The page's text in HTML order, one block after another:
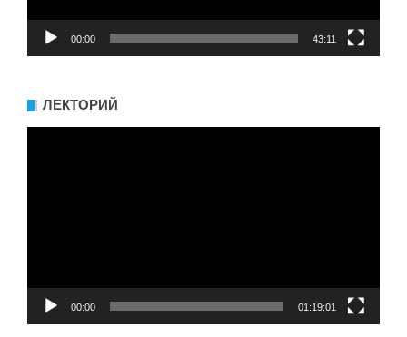
00:00 43:11
ЛЕКТОРИЙ
00:00 01:19:01